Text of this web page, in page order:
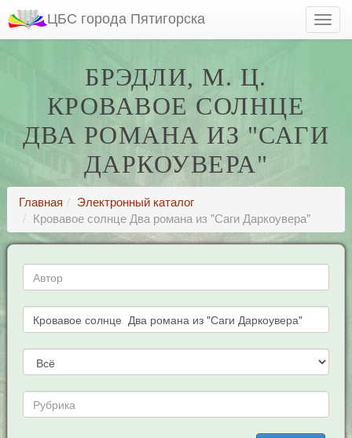
ЦБС города Пятигорска
БРЭДЛИ, М. Ц.
КРОВАВОЕ СОЛНЦЕ
ДВА РОМАНА ИЗ "САГИ
ДАРКОУВЕРА"
Главная
Электронный каталог
Кровавое солнце Два романа из "Саги Даркоувера"